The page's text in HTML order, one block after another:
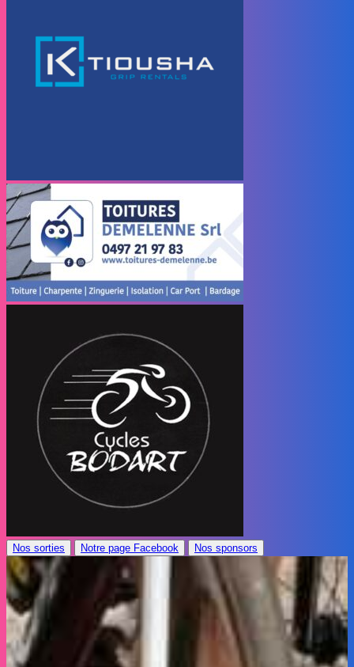
Nos sorties Notre page Facebook Nos sponsors